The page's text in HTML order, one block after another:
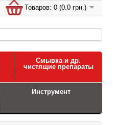
Товаров: 0 (0.0 грн.)
Смывка и др.
чистящие препараты
Инструмент